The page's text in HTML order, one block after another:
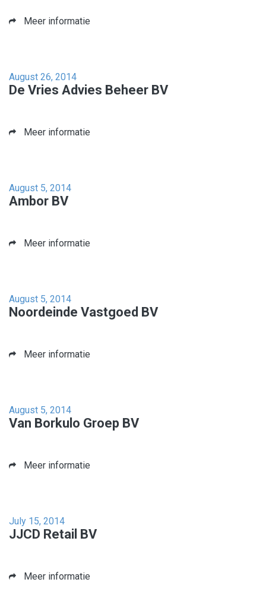
Meer informatie
August 26, 2014
De Vries Advies Beheer BV
Meer informatie
August 5, 2014
Ambor BV
Meer informatie
August 5, 2014
Noordeinde Vastgoed BV
Meer informatie
August 5, 2014
Van Borkulo Groep BV
Meer informatie
July 15, 2014
JJCD Retail BV
Meer informatie